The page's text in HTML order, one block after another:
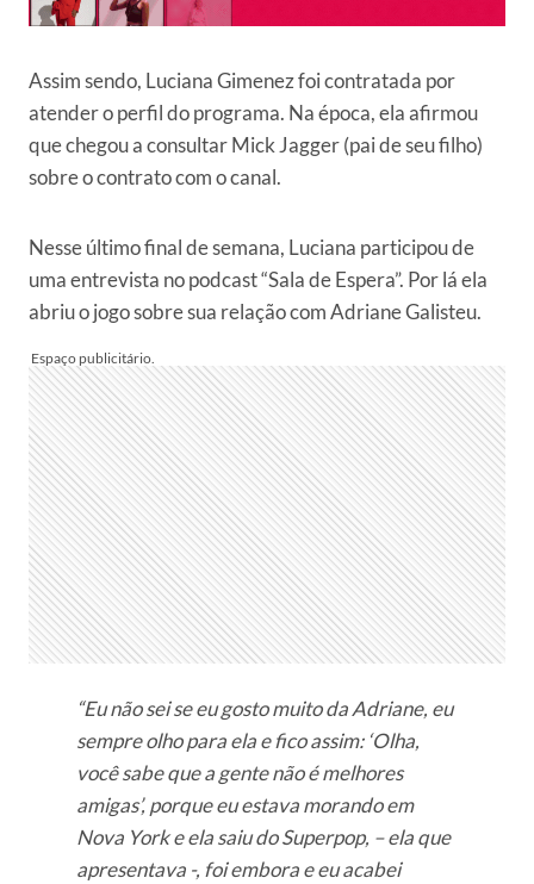
Assim sendo, Luciana Gimenez foi contratada por
atender o perfil do programa. Na época, ela afirmou
que chegou a consultar Mick Jagger (pai de seu filho)
sobre o contrato com o canal.
Nesse último final de semana, Luciana participou de
uma entrevista no podcast “Sala de Espera”. Por lá ela
abriu o jogo sobre sua relação com Adriane Galisteu.
“Eu não sei se eu gosto muito da Adriane, eu
sempre olho para ela e fico assim: ‘Olha,
você sabe que a gente não é melhores
amigas’, porque eu estava morando em
Nova York e ela saiu do Superpop, – ela que
apresentava -, foi embora e eu acabei